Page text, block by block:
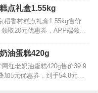
相配的，是更有型的剃须
速剔净，利落出门…
点礼盒1.55kg
稻香村糕点礼盒1.55kg售价
取20元优惠券，APP端领取
179.3元包邮。 三层金属大提
内配…
油蛋糕420g
红老奶油蛋糕420g售价39.9
加5元优惠券，到手54.8元包